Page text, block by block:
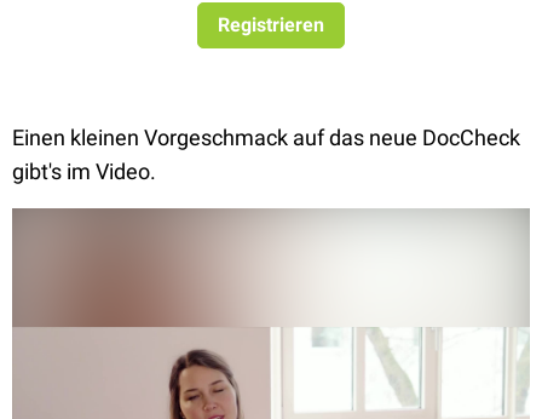
Registrieren
Einen kleinen Vorgeschmack auf das neue DocCheck
gibt's im Video.